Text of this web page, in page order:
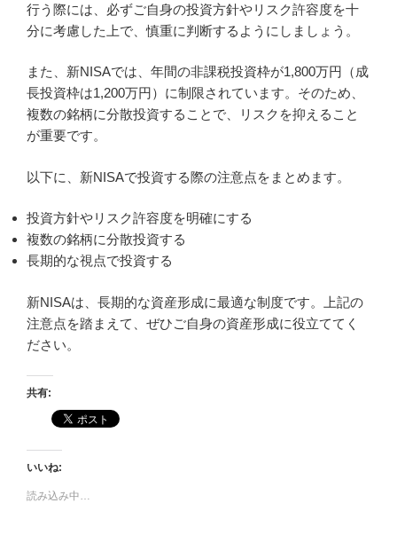
行う際には、必ずご自身の投資方針やリスク許容度を十
分に考慮した上で、慎重に判断するようにしましょう。
また、新NISAでは、年間の非課税投資枠が1,800万円（成
長投資枠は1,200万円）に制限されています。そのため、
複数の銘柄に分散投資することで、リスクを抑えること
が重要です。
以下に、新NISAで投資する際の注意点をまとめます。
投資方針やリスク許容度を明確にする
複数の銘柄に分散投資する
長期的な視点で投資する
新NISAは、長期的な資産形成に最適な制度です。上記の
注意点を踏まえて、ぜひご自身の資産形成に役立ててく
ださい。
共有:
いいね:
読み込み中…